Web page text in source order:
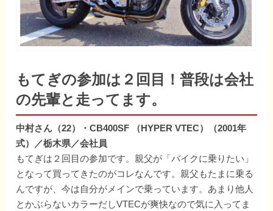
もてぎの参加は２回目！普段は会社
の先輩と走ってます。
中村さん（22）・CB400SF （HYPER VTEC）（2001年
式）／栃木県／会社員
もてぎは２回目の参加です。親父が「バイクに乗りたい」
となって買ってきたのがコレなんです。親父もたまに乗る
んですが、今は自分がメインで乗っています。あまり他人
とかぶらないカラーだしVTECが爽快なので気に入ってま